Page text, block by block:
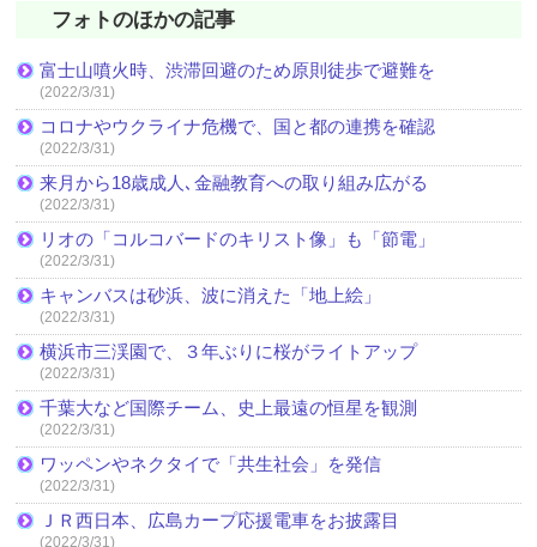
フォトのほかの記事
富士山噴火時、渋滞回避のため原則徒歩で避難を
(2022/3/31)
コロナやウクライナ危機で、国と都の連携を確認
(2022/3/31)
来月から18歳成人､金融教育への取り組み広がる
(2022/3/31)
リオの「コルコバードのキリスト像」も「節電」
(2022/3/31)
キャンバスは砂浜、波に消えた「地上絵」
(2022/3/31)
横浜市三渓園で、３年ぶりに桜がライトアップ
(2022/3/31)
千葉大など国際チーム、史上最遠の恒星を観測
(2022/3/31)
ワッペンやネクタイで「共生社会」を発信
(2022/3/31)
ＪＲ西日本、広島カープ応援電車をお披露目
(2022/3/31)